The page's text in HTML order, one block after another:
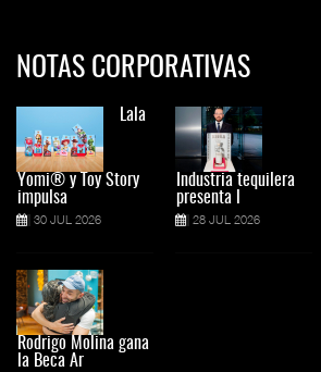
NOTAS CORPORATIVAS
Lala
Yomi® y Toy Story
impulsa
30 JUL 2026
Rodrigo Molina gana
la Beca Ar
Industria tequilera
presenta l
28 JUL 2026